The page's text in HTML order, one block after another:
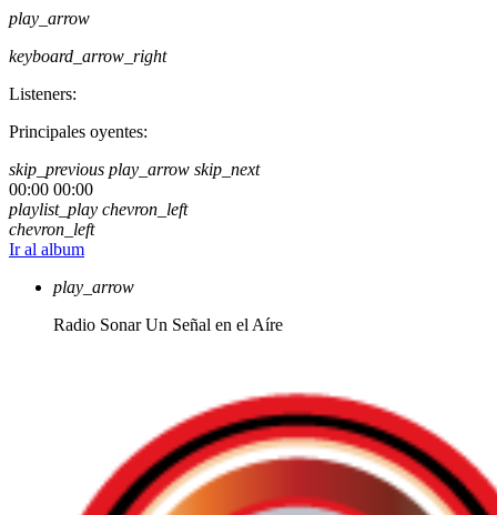
play_arrow
keyboard_arrow_right
Listeners:
Principales oyentes:
skip_previous play_arrow skip_next
00:00 00:00
playlist_play chevron_left
chevron_left
Ir al album
play_arrow
Radio Sonar Un Señal en el Aíre